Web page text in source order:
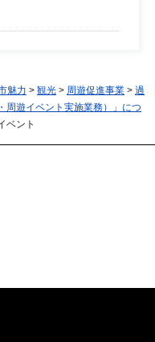
魅力 > 観光 > 周遊促進事業 > 過
周遊イベント実施業務）」につ
ベント